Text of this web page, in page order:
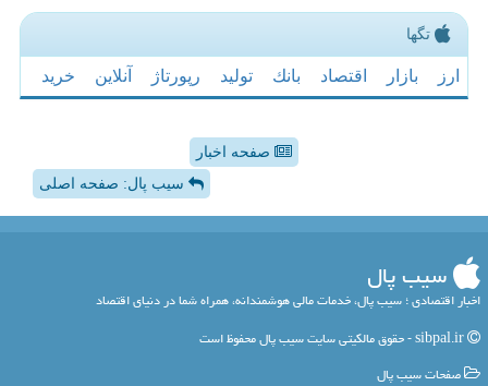
تگها
ارز بازار اقتصاد بانك تولید رپورتاژ آنلاین خرید
صفحه اخبار
سیب پال: صفحه اصلی
سیب پال
اخبار اقتصادی ؛ سیب پال، خدمات مالی هوشمندانه، همراه شما در دنیای اقتصاد
صفحات سیب پال